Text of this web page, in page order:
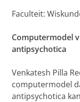
Faculteit:
Computermodel
antipsychotica
Venkatesh Pilla
computermodel
antipsychotica